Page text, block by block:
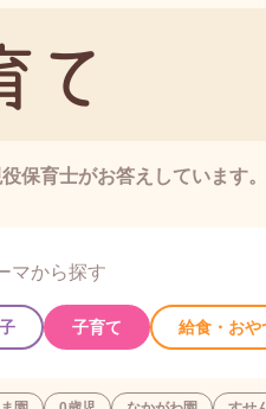
て
保育士がお答えしています。
マから探す
子育て 給食・おや